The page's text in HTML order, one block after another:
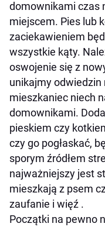
domownikami czas
miejscem. Pies lub
zaciekawieniem
wszystkie kąty.
oswojenie się z
unikajmy odwiedzin
mieszkaniec niech
domownikami.
pieskiem czy
czy go pogłaskać,
sporym źródłem
najważniejszy jest
mieszkają z psem
zaufanie i więź .
Początki na pewno